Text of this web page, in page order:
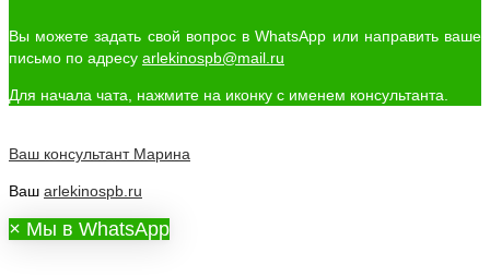
Вы можете задать свой вопрос в WhatsApp или направить ваше
письмо по адресу arlekinospb@mail.ru
Для начала чата, нажмите на иконку с именем консультанта.
Ваш консультант Марина
Ваш arlekinospb.ru
× Мы в WhatsApp